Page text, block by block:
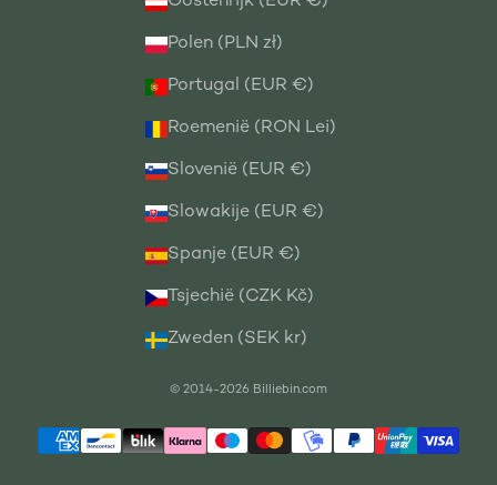
Polen (PLN zł)
Portugal (EUR €)
Roemenië (RON Lei)
Slovenië (EUR €)
Slowakije (EUR €)
Spanje (EUR €)
Tsjechië (CZK Kč)
Zweden (SEK kr)
© 2014-2026 Billiebin.com